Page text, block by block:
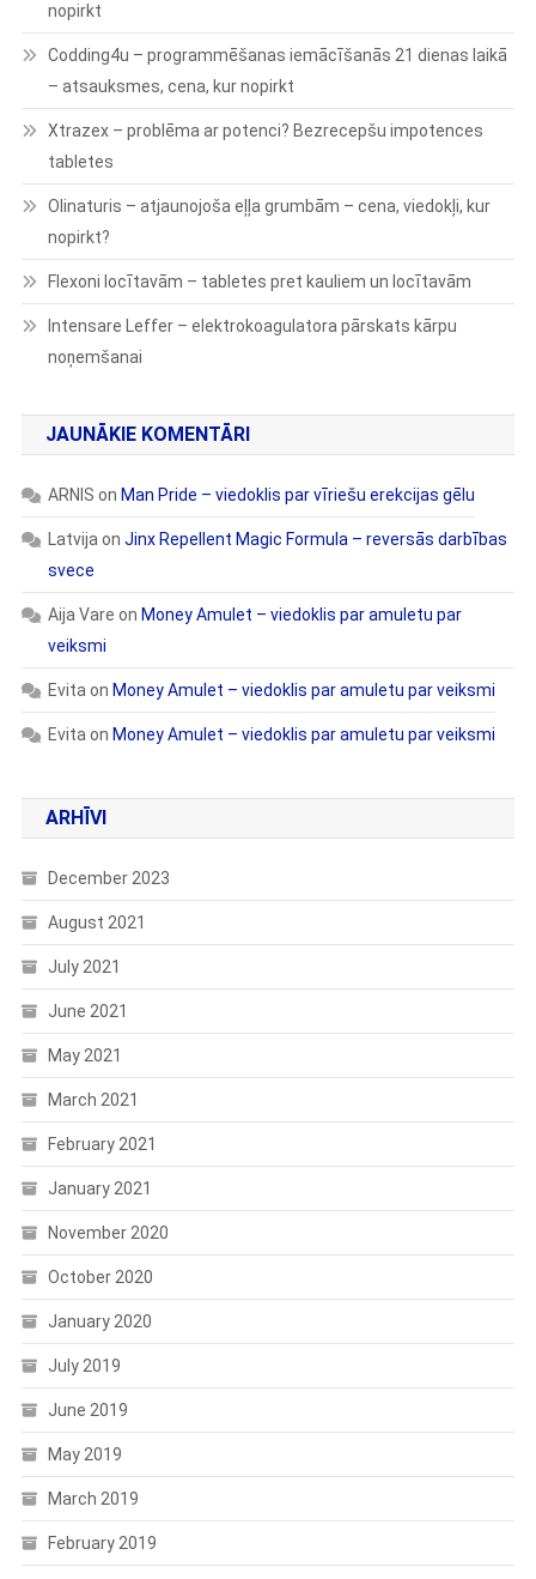
nopirkt
Codding4u – programmēšanas iemācīšanās 21 dienas laikā
– atsauksmes, cena, kur nopirkt
Xtrazex – problēma ar potenci? Bezrecepšu impotences
tabletes
Olinaturis – atjaunojoša eļļa grumbām – cena, viedokļi, kur
nopirkt?
Flexoni locītavām – tabletes pret kauliem un locītavām
Intensare Leffer – elektrokoagulatora pārskats kārpu
noņemšanai
JAUNĀKIE KOMENTĀRI
ARNIS on Man Pride – viedoklis par vīriešu erekcijas gēlu
Latvija on Jinx Repellent Magic Formula – reversās darbības
svece
Aija Vare on Money Amulet – viedoklis par amuletu par
veiksmi
Evita on Money Amulet – viedoklis par amuletu par veiksmi
Evita on Money Amulet – viedoklis par amuletu par veiksmi
ARHĪVI
December 2023
August 2021
July 2021
June 2021
May 2021
March 2021
February 2021
January 2021
November 2020
October 2020
January 2020
July 2019
June 2019
May 2019
March 2019
February 2019